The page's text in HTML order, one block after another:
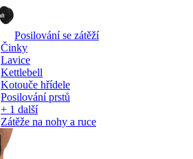
Posilování se zátěží
Činky
Lavice
Kettlebell
Kotouče hřídele
Posilování prstů
+ 1 další
Zátěže na nohy a ruce